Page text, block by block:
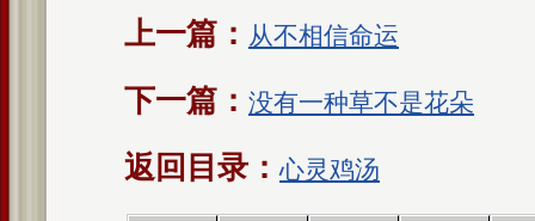
上一篇： 从不相信命运
下一篇： 没有一种草不是花朵
返回目录：心灵鸡汤